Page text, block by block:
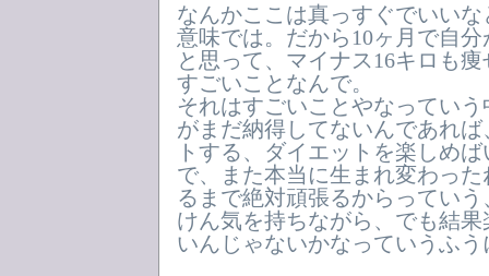
なんかここは真っすぐでいい
意味では。だから10ヶ月で自
と思って、マイナス16キロも
すごいことなんで。
それはすごいことやなってい
がまだ納得してないんであれ
トする、ダイエットを楽しめ
で、また本当に生まれ変わっ
るまで絶対頑張るからってい
けん気を持ちながら、でも結
いんじゃないかなっていうふ